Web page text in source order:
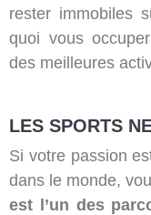
rester immobiles
quoi vous
des meilleures
LES SPORTS
Si votre passion
dans le monde,
est l’un des